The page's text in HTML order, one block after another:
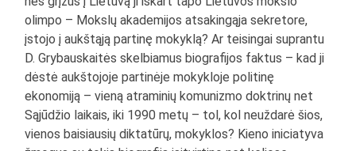
olimpo – Mokslų akademijos atsakingąja sekretore,
įstojo į aukštąją partinę mokyklą? Ar teisingai suprantu
D. Grybauskaitės skelbiamus biografijos faktus – kad ji
dėstė aukštojoje partinėje mokykloje politinę
ekonomiją – vieną atraminių komunizmo doktrinų net
Sąjūdžio laikais, iki 1990 metų – tol, kol neuždarė šios,
vienos baisiausių diktatūrų, mokyklos? Kieno iniciatyva